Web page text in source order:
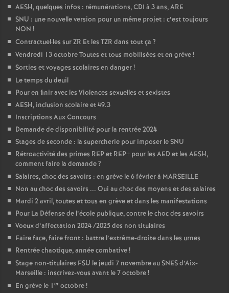
AESH, quelques infos : rémunérations, CDI à 3 ans, ARE
SNU : une nouvelle version pour un même projet : c’est toujours
NON !
Contractuel·les sur ZR Et les TZR dans tout ça ?
Vendredi 13 octobre Toutes et tous mobilisées et en grève!
Sorties et voyages scolaires en danger!
Le temps du deuil
Pour en finir avec les Violences sexuelles et sexistes
AESH, inclusion scolaire et 49.3
Inscriptions Aux Concours
Demande de disponibilité pour la rentrée 2024
Stages de seconde : la supercherie pour imposer le SNU
Rétroactivité des primes REP et REP+ pour les AED et les AESH,
comment faire la demande?
Salaires, choc des savoirs : en grève le 6 février à MARSEILLE
Non au choc des savoirs ... Oui au choc des moyens et des salaires
Mardi 2 avril, toutes et tous en grève et dans les manifestations
Pour La Défense de l’école publique, contre le choc des savoirs
Voeux d’affectation 2024 /2025 des non titulaires
Faire face, faire front : battre l’extrême-droite dans les urnes
Rentrée chaotique, année combative!
Stage non-titulaires FSU le jeudi 7 novembre au SNES d’Aix-
Marseille : inscrivez-vous avant le 7 octobre!
En grève le 1 er octobre!